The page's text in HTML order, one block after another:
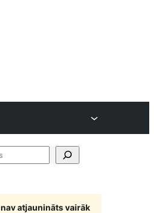
nav atjaunināts vairāk